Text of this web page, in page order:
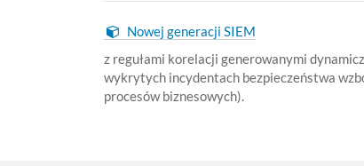
Nowej generacji SIEM
z regułami korelacji generowanymi
wykrytych incydentach bezpieczeństwa
procesów biznesowych).